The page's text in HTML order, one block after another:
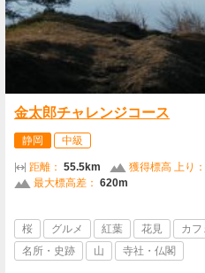
金太郎チャレンジコース
静岡 中級
距離： 55.5km 獲得標高 上り：
最大標高差： 620m
桜 グルメ 紅葉 花見 カフ
名所・史跡
山 寺社・仏閣